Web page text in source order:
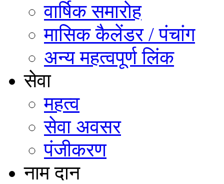
वार्षिक समारोह
मासिक कैलेंडर / पंचांग
अन्य महत्वपूर्ण लिंक
सेवा
महत्व
सेवा अवसर
पंजीकरण
नाम दान